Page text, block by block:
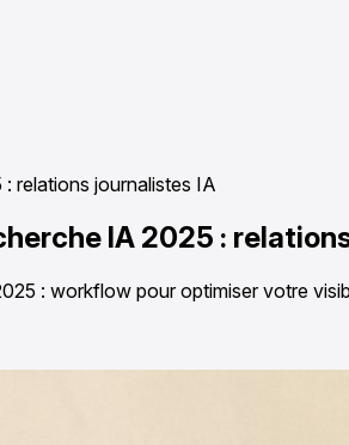
relations journalistes IA
IA 2025 :
: workflow pour optimiser votre